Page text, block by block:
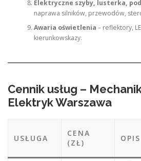
Elektryczne szyby, lusterka,
naprawa silników, przewodów,
Awaria oświetlenia – reflektory,
kierunkowskazy.
Cennik usług –
Elektryk Warszawa
USŁUGA
CENA
(ZŁ)
OPIS